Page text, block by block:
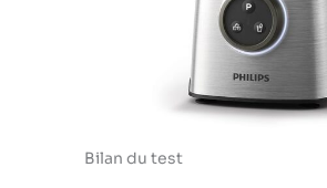
Bilan du test